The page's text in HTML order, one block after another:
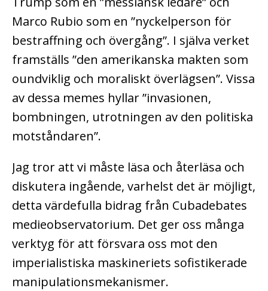
Marco Rubio som en ”nyckelperson för
bestraffning och övergång”. I själva verket
framställs ”den amerikanska makten som
oundviklig och moraliskt överlägsen”. Vissa
av dessa memes hyllar ”invasionen,
bombningen, utrotningen av den politiska
motståndaren”.
Jag tror att vi måste läsa och återläsa och
diskutera ingående, varhelst det är möjligt,
detta värdefulla bidrag från Cubadebates
medieobservatorium. Det ger oss många
verktyg för att försvara oss mot den
imperialistiska maskineriets sofistikerade
manipulationsmekanismer.